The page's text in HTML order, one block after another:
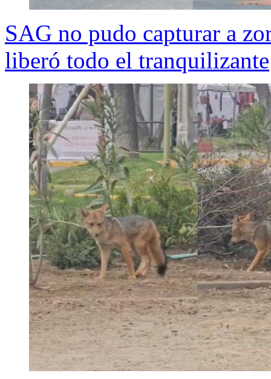
SAG no pudo capturar a
liberó todo el tranquilizante